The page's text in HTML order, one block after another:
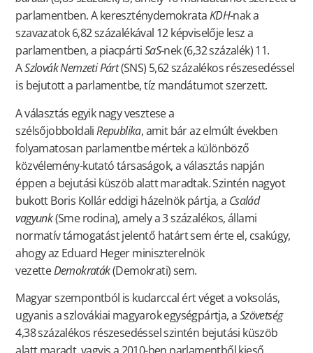
parlamentben. A kereszténydemokrataKDH-nak a
szavazatok 6,82 százalékával 12 képviselője lesz a
parlamentben, a piacpártiSaS-nek (6,32 százalék) 11.
ASzlovák Nemzeti Párt(SNS) 5,62 százalékos részesedéssel
is bejutott a parlamentbe, tíz mandátumot szerzett.
A választás egyik nagy vesztese a
szélsőjobboldaliRepublika, amit bár az elmúlt években
folyamatosan parlamentbe mértek a különböző
közvélemény-kutató társaságok, a választás napján
éppen a bejutási küszöb alatt maradtak. Szintén nagyot
bukott Boris Kollár eddigi házelnök pártja, a Család
vagyunk(Sme rodina), amely a 3 százalékos, állami
normatív támogatást jelentő határt sem érte el, csakúgy,
ahogy az Eduard Heger miniszterelnök
vezetteDemokraták(Demokrati) sem.
Magyar szempontból is kudarccal ért véget a voksolás,
ugyanis a szlovákiai magyarok egységpártja, aSzövetség
4,38 százalékos részesedéssel szintén bejutási küszöb